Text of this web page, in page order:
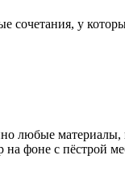
сочетания, у
любые материалы,
фоне с пёстрой